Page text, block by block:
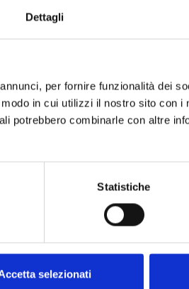
Dettagli
per fornire funzionalità dei
in cui utilizzi il nostro sito con i
potrebbero combinarle con altre
Statistiche
selezionati